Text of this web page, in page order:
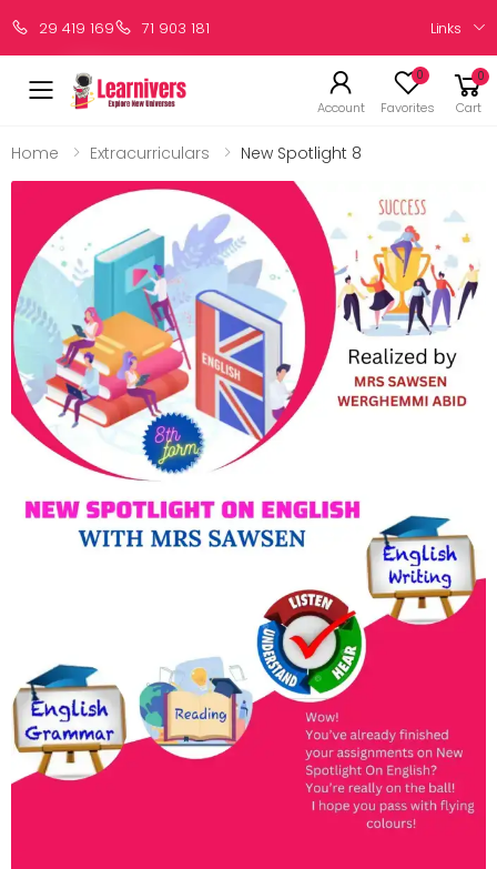
29 419 169 71 903 181 Links
Account
0
Favorites
0
Cart
Home Extracurriculars New Spotlight 8